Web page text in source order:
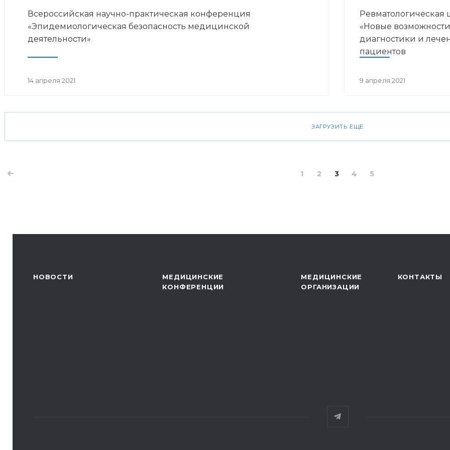
Всероссийская научно-практическая конференция
«Эпидемиологическая безопасность медицинской
деятельности»
14 апреля 2021
Ревматологическая
«Новые возможности
диагностики и
пациентов
профиля»
9 апреля 2021
ЗАГРУЗИТЬ ЕЩЕ
1 2 3 4 5
НОВОСТИ
МЕДИЦИНСКИЕ
КОНФЕРЕНЦИИ
МЕДИЦИНСКИЕ
ОРГАНИЗАЦИИ
КОНТАКТЫ